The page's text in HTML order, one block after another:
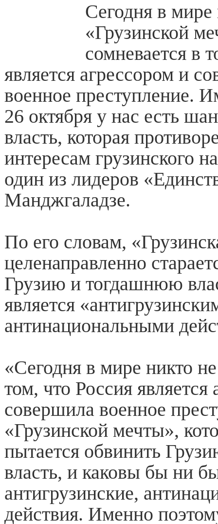
Сегодня в
«Грузинской
сомневается в
является агрессором и
военное преступление.
26 октября у нас есть
власть, которая
интересам грузинского
один из лидеров
Манджгаладзе.
По его словам,
целенаправленно
Грузию и тогдашнюю
является
антинациональными
«Сегодня в мире никто
том, что Россия является
совершила военное
«Грузинской мечты»,
пытается обвинить
власть, и каковы бы ни
антигрузинские,
действия. Именно